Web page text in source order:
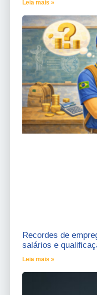
Leia mais »
Recordes de
salários e
Leia mais »